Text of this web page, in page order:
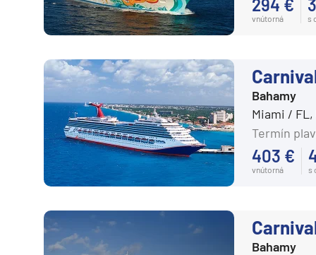
Plavby okolo sveta
Antarktída
Arktída
Expedičné plavby
Galapágy
zrušiť výber
294 €
vnútorná s
Bahamy
Miami / FL,
Termín
403 €
vnútorná s
Bahamy